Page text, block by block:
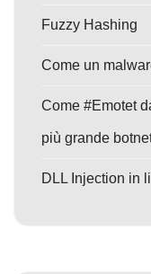
Fuzzy Hashing
Come un
Come #Emotet
più grande
DLL Injection in